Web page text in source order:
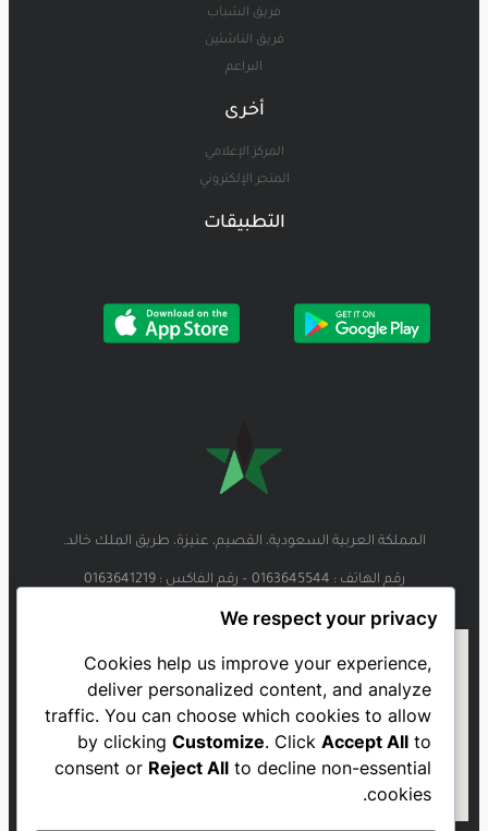
فريق الشباب
فريق الناشئين
البراعم
أخرى
المركز الإعلامي
المتجر الإلكتروني
التطبيقات
المملكة العربية السعودية، القصيم، عنيزة، طريق الملك خالد.
رقم الهاتف : 0163645544 – رقم الفاكس : 0163641219
We respect your privacy
Cookies help us improve your experience,
deliver personalized content, and analyze
traffic. You can choose which cookies to allow
by clickingCustomize. ClickAccept All to
consent or Reject All to decline non-essential
cookies.